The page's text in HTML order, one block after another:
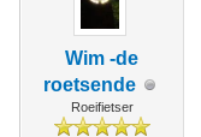
Wim -de
roetsende
Roeifietser